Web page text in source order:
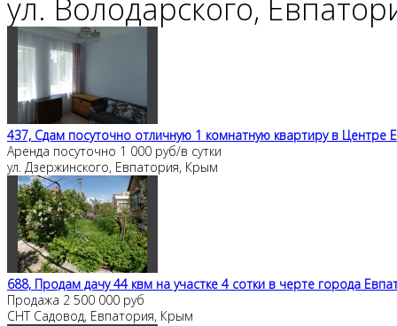
ул. Володарского,
437, Сдам посуточно отличную 1 комнатную квартиру в Центре
Аренда посуточно 1 000 руб/в сутки
ул. Дзержинского, Евпатория, Крым
688, Продам дачу 44 квм на участке 4 сотки в черте города
Продажа 2 500 000 руб
СНТ Садовод, Евпатория, Крым